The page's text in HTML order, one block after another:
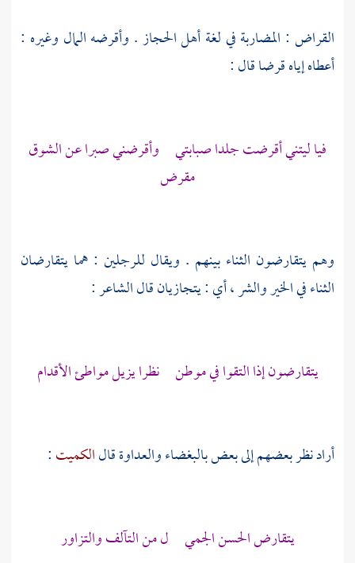
القراض : المضاربة في لغة أهل الحجاز . وأقرضه المال وغيره :
أعطاه إياه قرضا قال :
فيا ليتني أقرضت جلدا صبابتي وأقرضني صبرا عن الشوق
مقرض
وهم يتقارضون الثناء بينهم . ويقال للرجلين : هما يتقارضان
الثناء في الخير والشر ، أي : يتجازيان قال الشاعر :
يتقارضون إذا التقوا في موطن نظرا يزيل مواطئ الأقدام
أراد نظر بعضهم إلى بعض بالبغضاء والعداوة قالالكميت:
يتقارض الحسن الجمي ل من التآلف والتزاور